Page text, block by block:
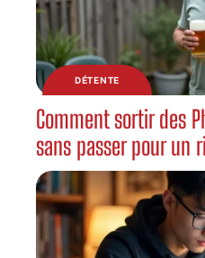
DÉTENTE
Comment sortir des
sans passer pour un